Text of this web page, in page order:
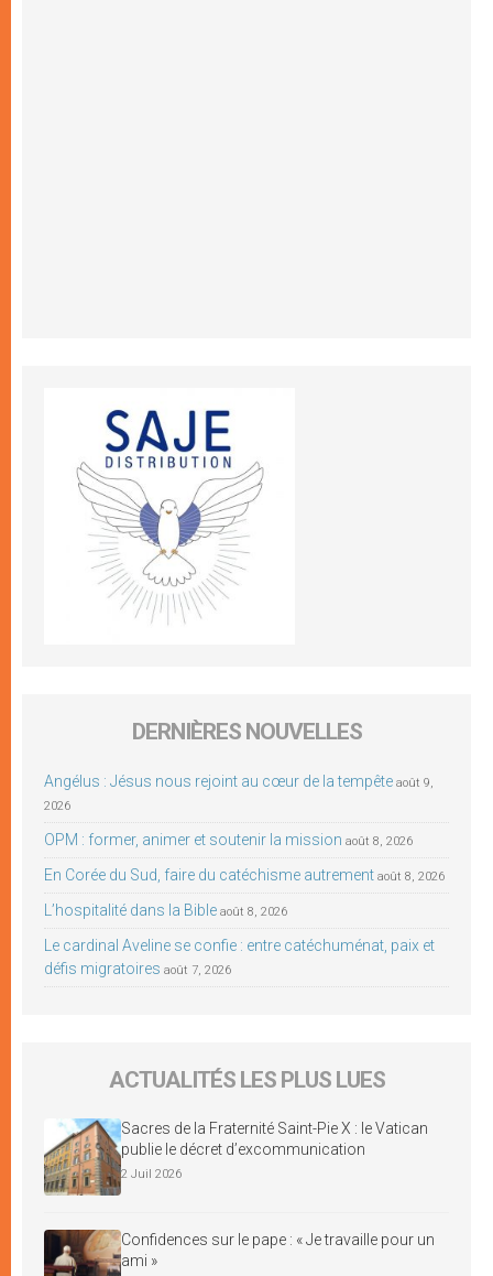
DERNIÈRES NOUVELLES
Angélus : Jésus nous rejoint au cœur de la tempête août 9,
2026
OPM : former, animer et soutenir la mission août 8, 2026
En Corée du Sud, faire du catéchisme autrement août 8, 2026
L’hospitalité dans la Bible août 8, 2026
Le cardinal Aveline se confie : entre catéchuménat, paix et
défis migratoires août 7, 2026
ACTUALITÉS LES PLUS LUES
Sacres de la Fraternité Saint-Pie X : le Vatican
publie le décret d’excommunication
2 Juil 2026
Confidences sur le pape : « Je travaille pour un
ami »